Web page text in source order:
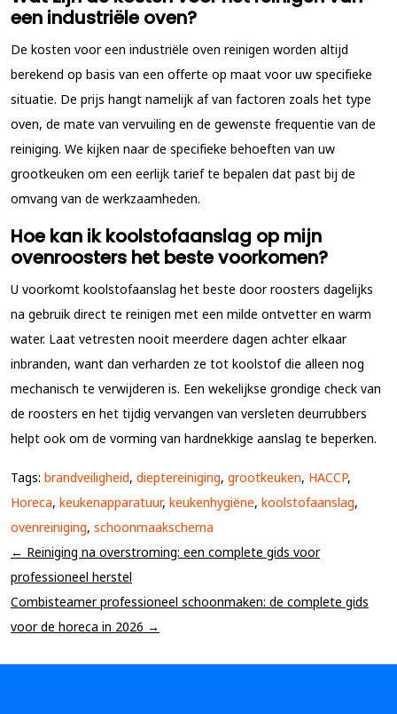
een industriële oven?
De kosten voor een industriële oven reinigen worden altijd
berekend op basis van een offerte op maat voor uw specifieke
situatie. De prijs hangt namelijk af van factoren zoals het type
oven, de mate van vervuiling en de gewenste frequentie van de
reiniging. We kijken naar de specifieke behoeften van uw
grootkeuken om een eerlijk tarief te bepalen dat past bij de
omvang van de werkzaamheden.
Hoe kan ik koolstofaanslag op mijn
ovenroosters het beste voorkomen?
U voorkomt koolstofaanslag het beste door roosters dagelijks
na gebruik direct te reinigen met een milde ontvetter en warm
water. Laat vetresten nooit meerdere dagen achter elkaar
inbranden, want dan verharden ze tot koolstof die alleen nog
mechanisch te verwijderen is. Een wekelijkse grondige check van
de roosters en het tijdig vervangen van versleten deurrubbers
helpt ook om de vorming van hardnekkige aanslag te beperken.
Tags: brandveiligheid, dieptereiniging, grootkeuken, HACCP,
Horeca, keukenapparatuur, keukenhygiëne, koolstofaanslag,
ovenreiniging, schoonmaakschema
← Reiniging na overstroming: een complete gids voor
professioneel herstel
Combisteamer professioneel schoonmaken: de complete gids
voor de horeca in 2026 →